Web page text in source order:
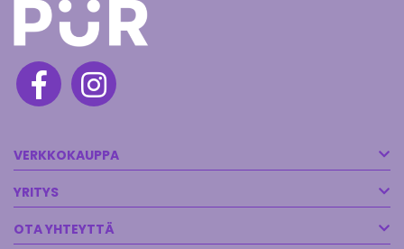
VERKKOKAUPPA
YRITYS
OTA YHTEYTTÄ